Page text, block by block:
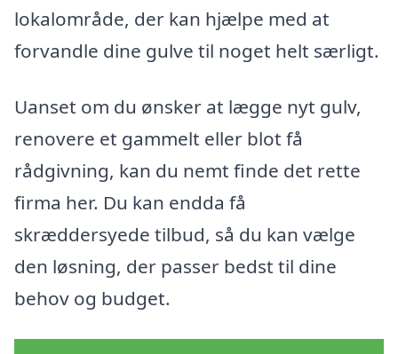
lokalområde, der kan hjælpe med at
forvandle dine gulve til noget helt særligt.
Uanset om du ønsker at lægge nyt gulv,
renovere et gammelt eller blot få
rådgivning, kan du nemt finde det rette
firma her. Du kan endda få
skræddersyede tilbud, så du kan vælge
den løsning, der passer bedst til dine
behov og budget.